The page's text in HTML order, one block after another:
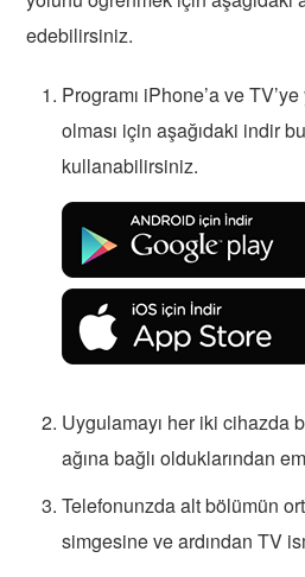
edebilirsiniz.
Programı iPhone’a ve
olması için aşağıdaki indir
kullanabilirsiniz.
Uygulamayı her iki cihazda
ağına bağlı olduklarından
Telefonunzda alt bölümün
simgesine ve ardından TV